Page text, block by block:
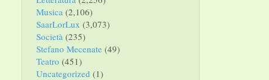
Musica (2,106)
SaarLorLux (3,073)
Società (235)
Stefano Mecenate (49)
Teatro (451)
Uncategorized (1)